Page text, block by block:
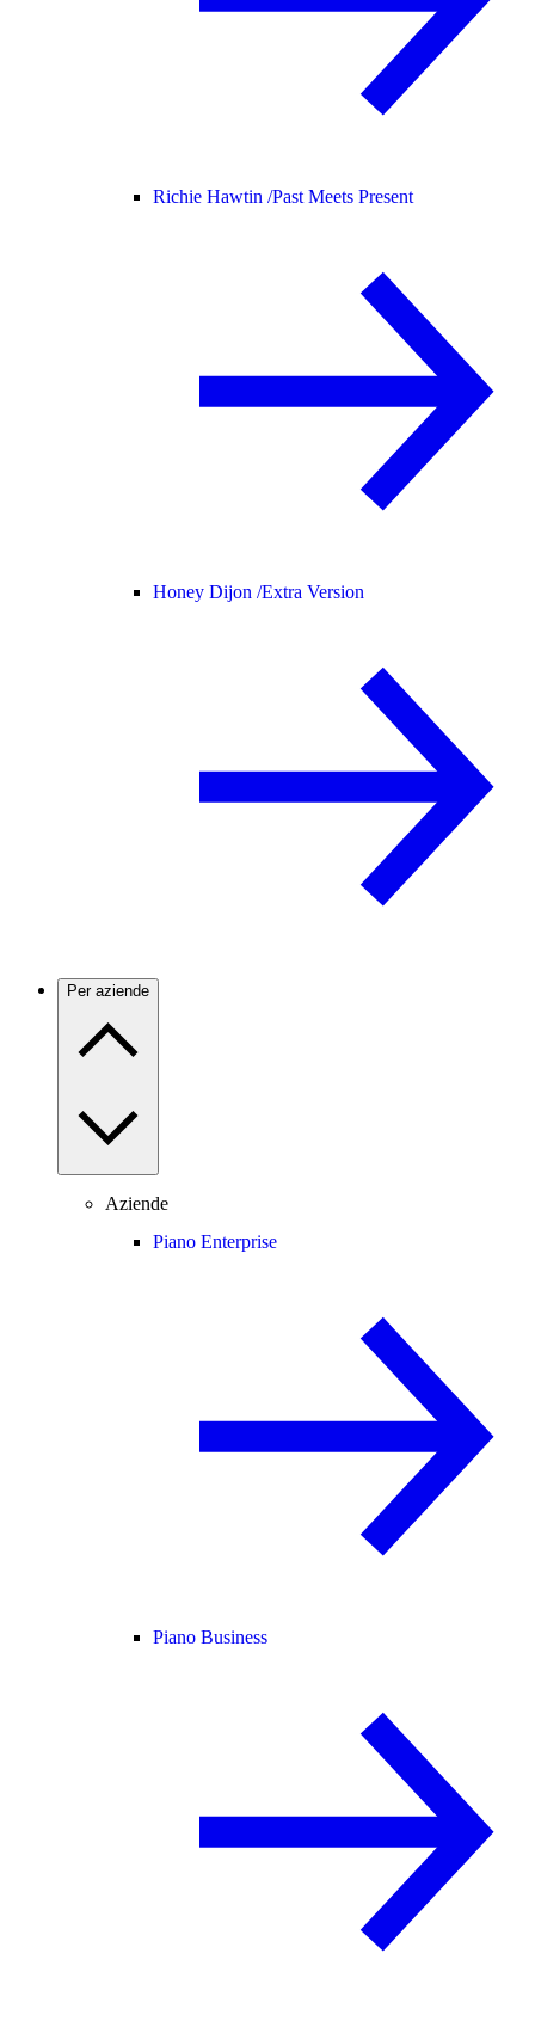
Richie Hawtin /Past Meets Present
Honey Dijon /Extra Version
Per aziende
Aziende
Piano Enterprise
Piano Business